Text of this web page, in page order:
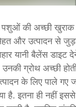
की अच्छी खुराक
और उत्पादन से
यानी बैलेंस डाइट
ग्रोथ अच्छी
के लिए पाले गए
है. इतना ही नहीं